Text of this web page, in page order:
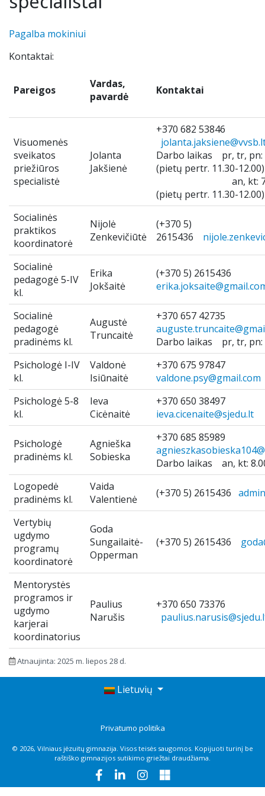
Ieškome darbuotojų
Tėvų geradarystės programa
Idėjų dėžutė
Tėvų komitetas
VJG choras „Krantas“
Nuotolinis mokymas
Elektroninis dienynas
UP kalendorius
Ugdymo plano aprašas
Mokinių nuostatai
Uniforma
Mokinio pažymėjimas
Atlyginimas už ugdymą
Pagalba mokiniui
Kontaktai:
Pareigos
Vardas,
pavardė
Kontaktai
Visuomenės
sveikatos
priežiūros
specialistė
Jolanta
Jakšienė
+370 682 53846
Darbo laikas pr, tr, pn:
(pietų pertr. 11.30-12.00)
an, kt: 7.00-
(pietų pertr. 11.30-12.00)
Socialinės
praktikos
koordinatorė
Nijolė
Zenkevičiūtė
(+370 5)
2615436
Socialinė
pedagogė 5-IV
kl.
Erika
Jokšaitė
(+370 5) 2615436
Socialinė
pedagogė
pradinėms kl.
Augustė
Truncaitė
+370 657 42735
Darbo laikas pr, tr, pn:
Psichologė I-IV
kl.
Valdonė
Isiūnaitė
+370 675 97847
valdone.psy@gmail.com
Psichologė 5-8
kl.
Ieva
Cicėnaitė
+370 650 38497
ieva.cicenaite@sjedu.lt
Psichologė
pradinėms kl.
Agnieška
Sobieska
+370 685 85989
Darbo laikas an, kt:
Logopedė
pradinėms kl.
Vaida
Valentienė
(+370 5) 2615436
Vertybių
ugdymo
programų
koordinatorė
Goda
Sungailaitė-
Opperman
(+370 5) 2615436
Mentorystės
programos ir
ugdymo
karjerai
koordinatorius
Paulius
Narušis
+370 650 73376
Atnaujinta: 2025 m. liepos 28 d.
Lietuvių
Privatumo politika
© 2026, Vilniaus jėzuitų gimnazija. Visos teisės saugomos. Kopijuoti turinį be
raštiško gimnazijos sutikimo griežtai draudžiama.